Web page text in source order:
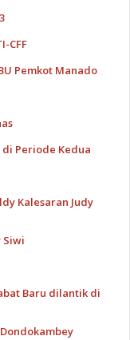
CFF
Pemkot Manado
Periode Kedua
Kalesaran Judy
Siwi
Baru dilantik di